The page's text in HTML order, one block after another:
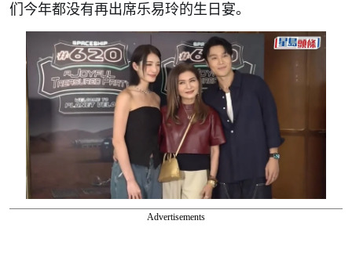
们今年都没有再出席乐易玲的生日宴。
Advertisements